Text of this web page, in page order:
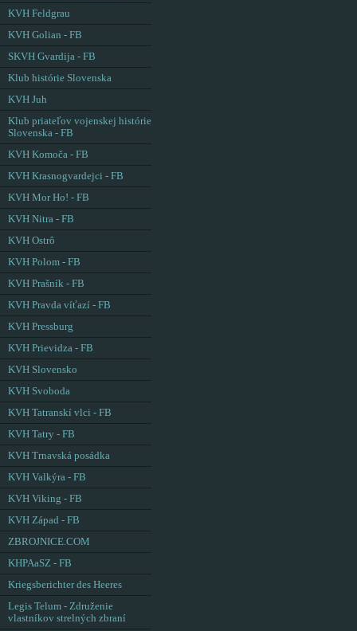
KVH Feldgrau
KVH Golian - FB
SKVH Gvardija - FB
Klub histórie Slovenska
KVH Juh
Klub priateľov vojenskej histórie
Slovenska - FB
KVH Komoča - FB
KVH Krasnogvardejci - FB
KVH Mor Ho! - FB
KVH Nitra - FB
KVH Ostrô
KVH Polom - FB
KVH Prašník - FB
KVH Pravda víťazí - FB
KVH Pressburg
KVH Prievidza - FB
KVH Slovensko
KVH Svoboda
KVH Tatranskí vlci - FB
KVH Tatry - FB
KVH Trnavská posádka
KVH Valkýra - FB
KVH Viking - FB
KVH Západ - FB
ZBROJNICE.COM
KHPAaSZ - FB
Kriegsberichter des Heeres
Legis Telum - Združenie
vlastníkov strelných zbraní